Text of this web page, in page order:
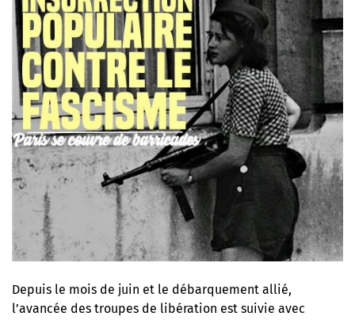
Depuis le mois de juin et le débarquement allié,
l’avancée des troupes de libération est suivie avec